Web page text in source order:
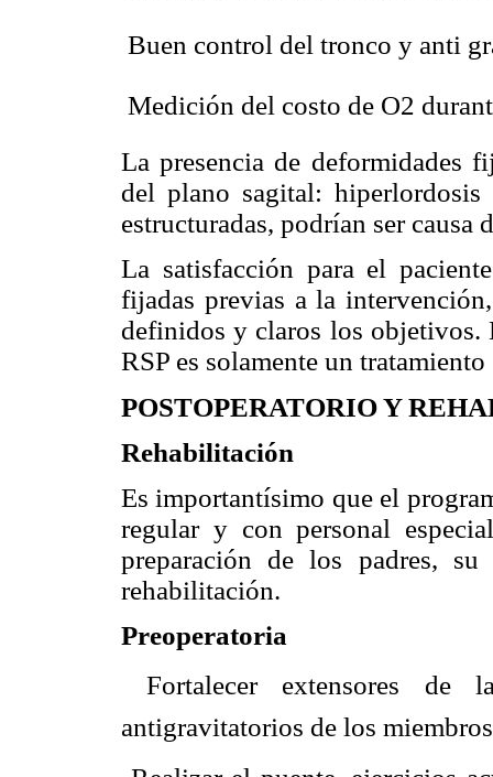
 Buen control del tronco y anti
 Medición del costo de O2
La presencia de deformidades
del plano sagital:
estructuradas, podrían ser causa
La satisfacción para el
fijadas previas a la
definidos y claros los objetivos.
RSP es solamente un
POSTOPERATORIO Y
Rehabilitación
Es importantísimo que el
regular y con personal
preparación de los padres,
rehabilitación.
Preoperatoria
 Fortalecer extensores de
antigravitatorios de los